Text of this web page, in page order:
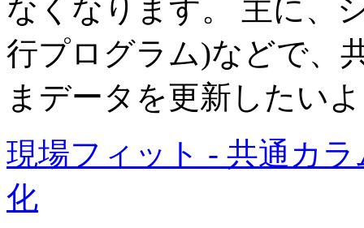
なくなります。 主に、
行プログラム)などで、
まデータを更新したい
現場フィット - 共通カ
化